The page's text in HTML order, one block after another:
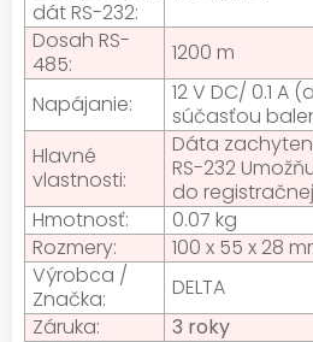
dát RS-232:
Dosah RS-
485:
1200 m
Napájanie:
12 V DC/ 0.1 A
súčasťou
Hlavné
vlastnosti:
Dáta
RS-232
do
Hmotnosť:
0.07 kg
Rozmery:
100 x 55 x 28
Výrobca /
Značka:
DELTA
Záruka:
3 roky